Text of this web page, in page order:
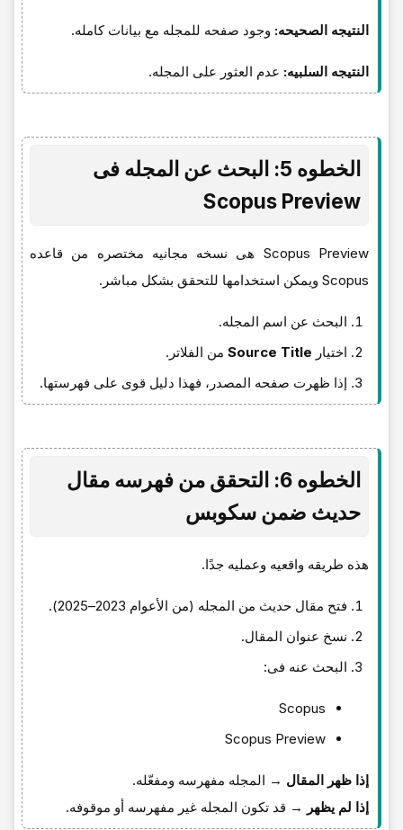
النتیجه الصحیحه: وجود صفحه للمجله مع بیانات کامله.
النتیجه السلبیه: عدم العثور على المجله.
الخطوه 5: البحث عن المجله فی
Scopus Preview
Scopus Preview هی نسخه مجانیه مختصره من قاعده
Scopus ویمکن استخدامها للتحقق بشکل مباشر.
البحث عن اسم المجله.
اختیار Source Title من الفلاتر.
إذا ظهرت صفحه المصدر، فهذا دلیل قوی على فهرستها.
الخطوه 6: التحقق من فهرسه مقال
حدیث ضمن سکوبس
هذه طریقه واقعیه وعملیه جدًا.
فتح مقال حدیث من المجله (من الأعوام 2023–2025).
نسخ عنوان المقال.
البحث عنه فی:
Scopus
Scopus Preview
إذا ظهر المقال → المجله مفهرسه ومفعّله.
إذا لم یظهر → قد تکون المجله غیر مفهرسه أو موقوفه.